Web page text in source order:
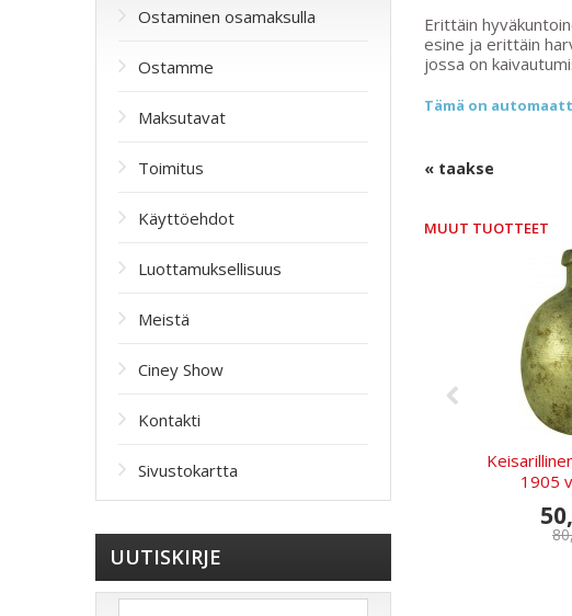
Erittäin
esine ja erittäin
jossa on
Tämä on
« taakse
MUUT TUOTTEET
1905
Ostaminen osamaksulla
Ostamme
Maksutavat
Toimitus
Käyttöehdot
Luottamuksellisuus
Meistä
Ciney Show
Kontakti
Sivustokartta
UUTISKIRJE